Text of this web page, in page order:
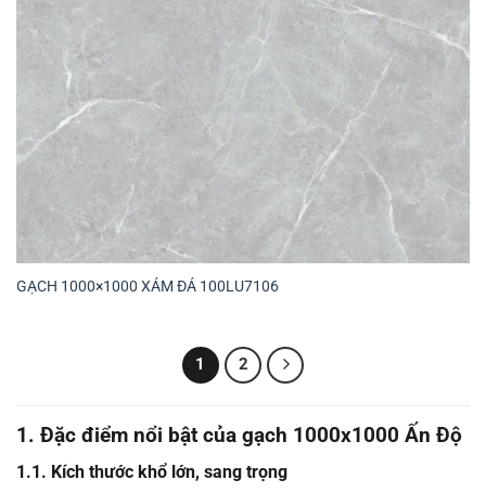
GẠCH 1000×1000 XÁM ĐÁ 100LU7106
1 2
1. Đặc điểm nổi bật của gạch 1000x1000 Ấn Độ
1.1. Kích thước khổ lớn, sang trọng